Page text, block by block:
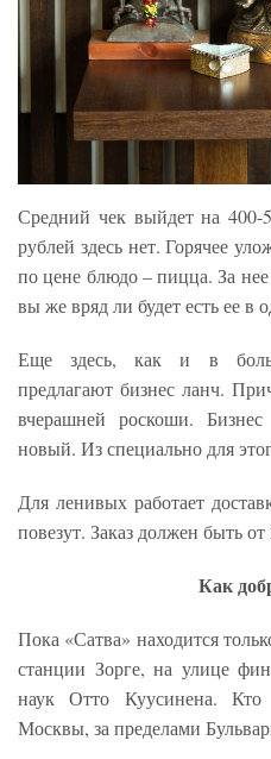
Средний чек выйдет на
рублей здесь нет. Горячее
по цене блюдо – пицца. За
вы же вряд ли будет есть ее в
Еще здесь, как и в
предлагают бизнес ланч.
вчерашней роскоши.
новый. Из специально для
Для ленивых работает
повезут. Заказ должен быть
Как
Пока «Сатва» находится
станции Зорге, на улице
наук Отто Куусинена. Кто
Москвы, за пределами